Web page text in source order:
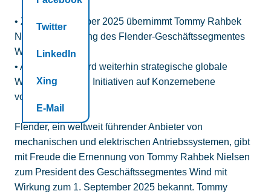
Twitter
LinkedIn
Xing
E-Mail
• Zum 1. September 2025 übernimmt Tommy Rahbek
Nielsen die Leitung des Flender-Geschäftssegmentes
Wind.
• Aarnout Kant wird weiterhin strategische globale
Windprojekte und Initiativen auf Konzernebene
vorantreiben.
Flender, ein weltweit führender Anbieter von
mechanischen und elektrischen Antriebssystemen, gibt
mit Freude die Ernennung von Tommy Rahbek Nielsen
zum President des Geschäftssegmentes Wind mit
Wirkung zum 1. September 2025 bekannt. Tommy